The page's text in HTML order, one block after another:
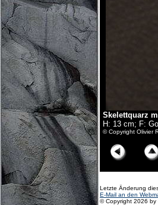
Skelettquarz
H: 13 cm; F:
© Copyright
Letzte Änderung
E-Mail an den
© Copyright 2026 by